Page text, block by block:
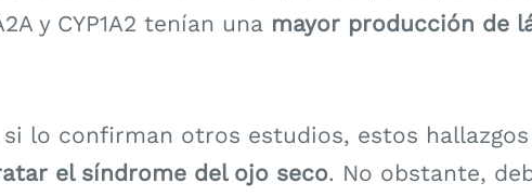
y CYP1A2 tenían una mayor producción de
lo confirman otros estudios, estos
el síndrome del ojo seco. No obstante,